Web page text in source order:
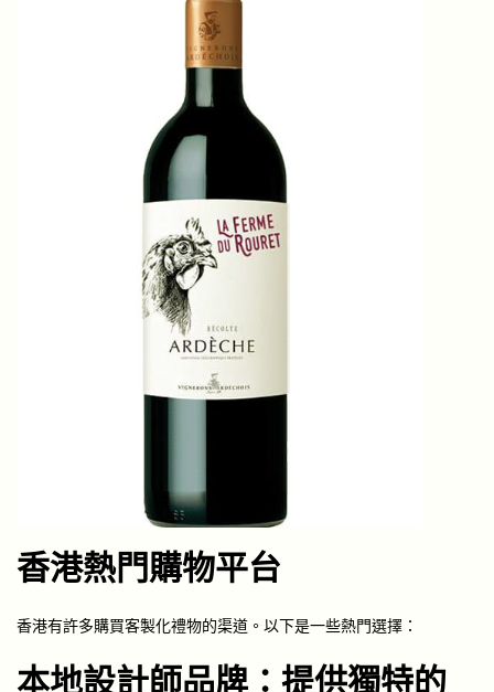
香港熱門購物平台
香港有許多購買客製化禮物的渠道。以下是一些熱門選擇：
本地設計師品牌：提供獨特的